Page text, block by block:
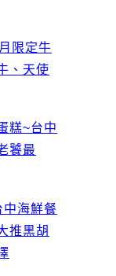
限定牛
、天使
糕~台中
饕最
中海鮮餐
推黑胡